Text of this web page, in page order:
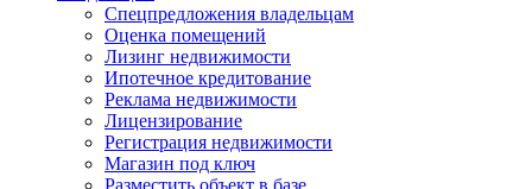
Спецпредложения владельцам
Оценка помещений
Лизинг недвижимости
Ипотечное кредитование
Реклама недвижимости
Лицензирование
Регистрация недвижимости
Магазин под ключ
Разместить объект в базе